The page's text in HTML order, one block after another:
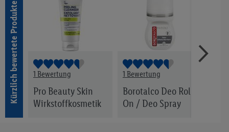
Kürzlich bewertete Produkte 1 Bewertung
Pro Beauty Skin
Wirkstoffkosmetik
1 Bewertung
Borotalco Deo Roll-
On / Deo Spray